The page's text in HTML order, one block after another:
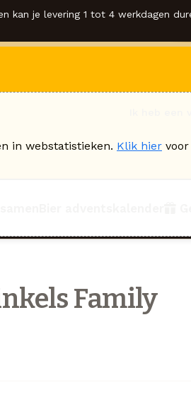
kan je levering 1 tot 4 werkdagen
Family
in webstatistieken. Klik hier